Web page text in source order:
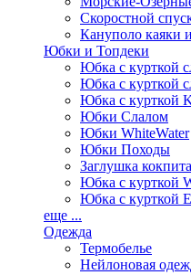
Скоростной
Кануполо каяки
Юбки и Топдеки
Юбка с курткой
Юбка с курткой
Юбка с курткой
Юбки Слалом
Юбки WhiteWater
Юбки Походы
Заглушка кокпита
Юбка с курткой
Юбка с курткой
еще ...
Одежда
Термобелье
Нейлоновая